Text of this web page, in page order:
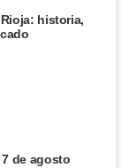
historia,
de agosto